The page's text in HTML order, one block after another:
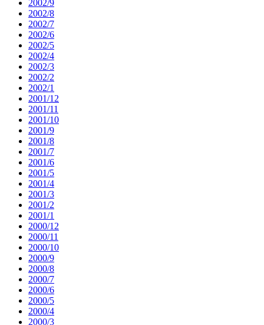
2002/9
2002/8
2002/7
2002/6
2002/5
2002/4
2002/3
2002/2
2002/1
2001/12
2001/11
2001/10
2001/9
2001/8
2001/7
2001/6
2001/5
2001/4
2001/3
2001/2
2001/1
2000/12
2000/11
2000/10
2000/9
2000/8
2000/7
2000/6
2000/5
2000/4
2000/3